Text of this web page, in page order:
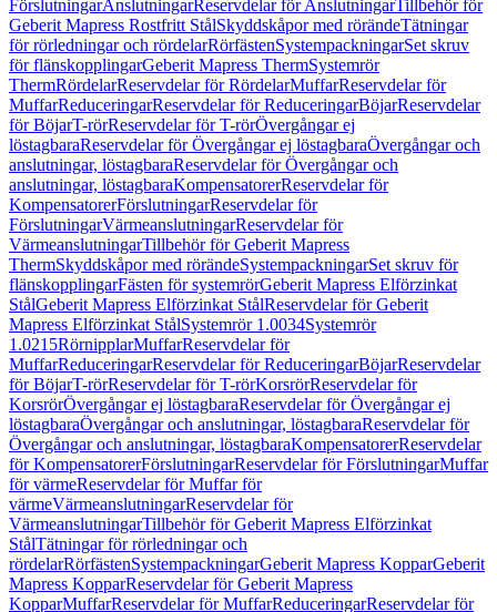
FörslutningarAnslutningarReservdelar för AnslutningarTillbehör för
Geberit Mapress Rostfritt StålSkyddskåpor med rörändeTätningar
för rörledningar och rördelarRörfästenSystempackningarSet skruv
för flänskopplingarGeberit Mapress ThermSystemrör
ThermRördelarReservdelar för RördelarMuffarReservdelar för
MuffarReduceringarReservdelar för ReduceringarBöjarReservdelar
för BöjarT-rörReservdelar för T-rörÖvergångar ej
löstagbaraReservdelar för Övergångar ej löstagbaraÖvergångar och
anslutningar, löstagbaraReservdelar för Övergångar och
anslutningar, löstagbaraKompensatorerReservdelar för
KompensatorerFörslutningarReservdelar för
FörslutningarVärmeanslutningarReservdelar för
VärmeanslutningarTillbehör för Geberit Mapress
ThermSkyddskåpor med rörändeSystempackningarSet skruv för
flänskopplingarFästen för systemrörGeberit Mapress Elförzinkat
StålGeberit Mapress Elförzinkat StålReservdelar för Geberit
Mapress Elförzinkat StålSystemrör 1.0034Systemrör
1.0215RörnipplarMuffarReservdelar för
MuffarReduceringarReservdelar för ReduceringarBöjarReservdelar
för BöjarT-rörReservdelar för T-rörKorsrörReservdelar för
KorsrörÖvergångar ej löstagbaraReservdelar för Övergångar ej
löstagbaraÖvergångar och anslutningar, löstagbaraReservdelar för
Övergångar och anslutningar, löstagbaraKompensatorerReservdelar
för KompensatorerFörslutningarReservdelar för FörslutningarMuffar
för värmeReservdelar för Muffar för
värmeVärmeanslutningarReservdelar för
VärmeanslutningarTillbehör för Geberit Mapress Elförzinkat
StålTätningar för rörledningar och
rördelarRörfästenSystempackningarGeberit Mapress KopparGeberit
Mapress KopparReservdelar för Geberit Mapress
KopparMuffarReservdelar för MuffarReduceringarReservdelar för